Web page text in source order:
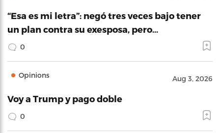
“Esa es mi letra”: negó tres veces bajo tener
un plan contra su exesposa, pero…
0
Opinions Aug 3, 2026
Voy a Trump y pago doble
0